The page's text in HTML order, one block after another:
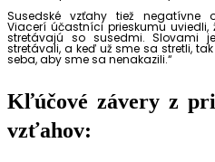
Susedské vzťahy tiež negatívne
Viacerí účastníci prieskumu
stretávajú so susedmi. Slovami
stretávali, a keď už sme sa stretli,
seba, aby sme sa nenakazili.“
Kľúčové závery z
vzťahov: